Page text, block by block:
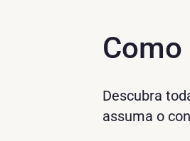
Descubra
assuma o